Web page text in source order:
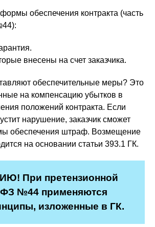
обеспечения контракта (часть
внесены на счет заказчика.
обеспечительные меры? Это
на компенсацию убытков в
положений контракта. Если
нарушение, заказчик сможет
обеспечения штраф. Возмещение
на основании статьи 393.1 ГК.
При претензионной
ФЗ №44 применяются
изложенные в ГК.